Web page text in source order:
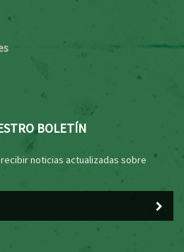
BOLETÍN
noticias actualizadas sobre